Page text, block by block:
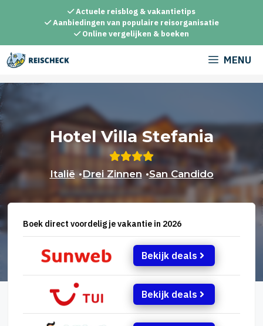
inhoud
Actuele reisblog & vakantietips
Aanbiedingen van populaire reisorganisatie
Online vergelijken & boeken
MENU
Hotel Villa Stefania
Italië •Drei Zinnen •San Candido
Boek direct voordelig je vakantie in 2026
Bekijk deals
Bekijk deals